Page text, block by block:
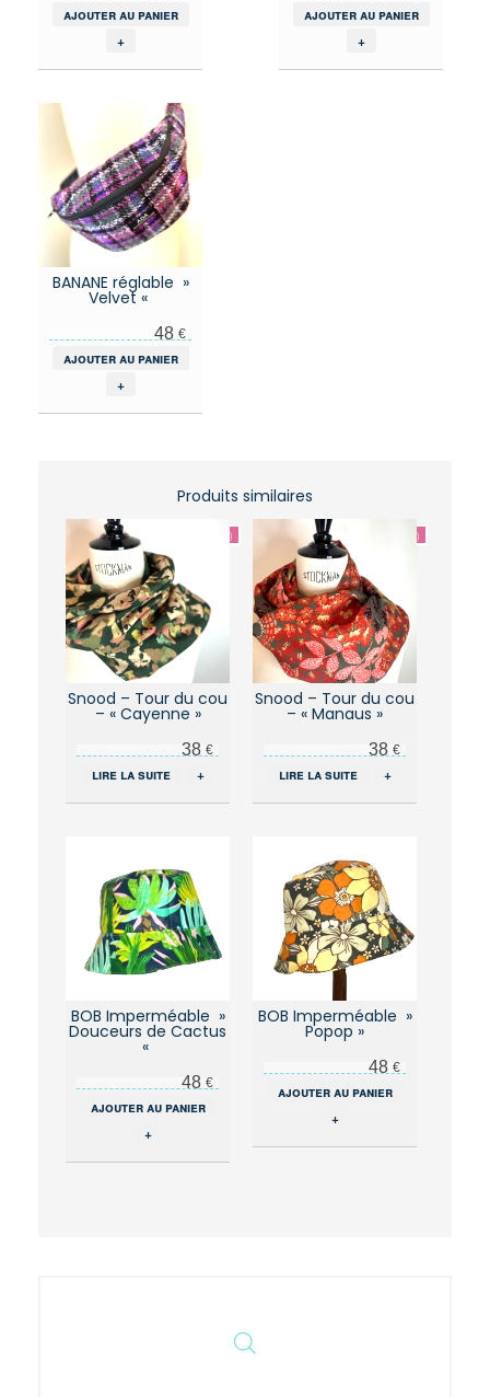
ajouter au panier
+
ajouter au panier
+
BANANE réglable »
Velvet «
48 €
ajouter au panier
+
Produits similaires
Snood – Tour du cou
– « Cayenne »
38 €
lire la suite +
Snood – Tour du cou
– « Manaus »
38€
lire la suite +
BOB Imperméable »
Douceurs de Cactus
«
48 €
ajouter au panier
+
BOB Imperméable »
Popop »
48€
ajouter au panier
+